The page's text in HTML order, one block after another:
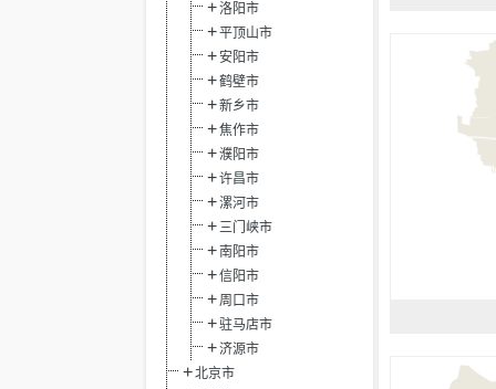
洛阳市
平顶山市
安阳市
鹤壁市
新乡市
焦作市
濮阳市
许昌市
漯河市
三门峡市
南阳市
信阳市
周口市
驻马店市
济源市
北京市